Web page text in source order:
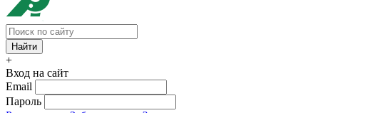
+
Вход на сайт
Email
Пароль